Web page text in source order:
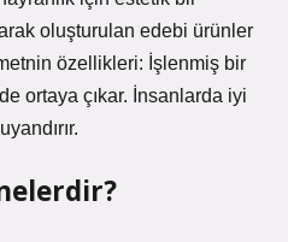
oluşturulan edebi ürünler
özellikleri: İşlenmiş bir
ortaya çıkar. İnsanlarda iyi